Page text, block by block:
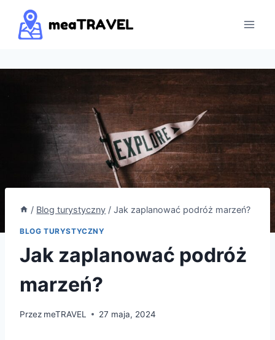
Przejdź
treści
/ Blog turystyczny / Jak zaplanować podróż marzeń?
BLOG TURYSTYCZNY
Jak zaplanować podróż
marzeń?
Przez meTRAVEL 27 maja, 2024